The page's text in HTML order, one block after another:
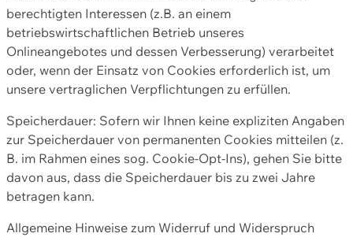
berechtigten Interessen (z.B. an einem
betriebswirtschaftlichen Betrieb unseres
Onlineangebotes und dessen Verbesserung) verarbeitet
oder, wenn der Einsatz von Cookies erforderlich ist, um
unsere vertraglichen Verpflichtungen zu erfüllen.
Speicherdauer: Sofern wir Ihnen keine expliziten Angaben
zur Speicherdauer von permanenten Cookies mitteilen (z.
B. im Rahmen eines sog. Cookie-Opt-Ins), gehen Sie bitte
davon aus, dass die Speicherdauer bis zu zwei Jahre
betragen kann.
Allgemeine Hinweise zum Widerruf und Widerspruch